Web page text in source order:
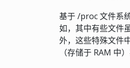
基于 /proc 文件系
如，其中有些文件
外，这些特殊文件
（存储于 RAM 中）